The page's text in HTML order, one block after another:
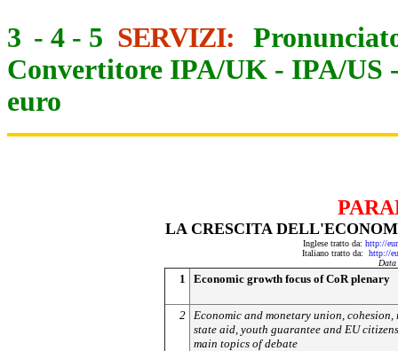
3 - 4 - 5 SERVIZI:
Convertitore IPA/UK - IPA/US
euro
LA CRESCITA
Inglese tratto da: http://
Italiano tratto da: http://
Data
1 Economic growth focus of CoR plenary
2 Economic and monetary union,
state aid, youth guarantee and EU
main topics of debate